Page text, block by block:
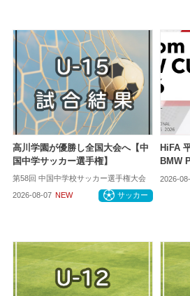
高川学園が優勝し全国大会へ【中
国中学サッカー選手権】
第58回 中国中学校サッカー選手権大会
2026-08-07 NEW サッカー
HiFA
BMW
2026-